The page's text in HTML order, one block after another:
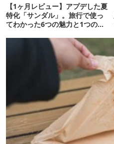
【1ヶ月レビュー】アプデした夏
特化「サンダル」。旅行で使っ
てわかった6つの魅力と1つの注